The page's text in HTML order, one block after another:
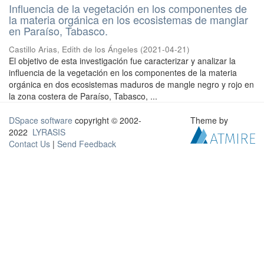
Influencia de la vegetación en los componentes de
la materia orgánica en los ecosistemas de manglar
en Paraíso, Tabasco.
Castillo Arias, Edith de los Ángeles (2021-04-21)
El objetivo de esta investigación fue caracterizar y analizar la
influencia de la vegetación en los componentes de la materia
orgánica en dos ecosistemas maduros de mangle negro y rojo en
la zona costera de Paraíso, Tabasco, ...
DSpace software copyright © 2002-
2022 LYRASIS
Contact Us | Send Feedback
Theme by